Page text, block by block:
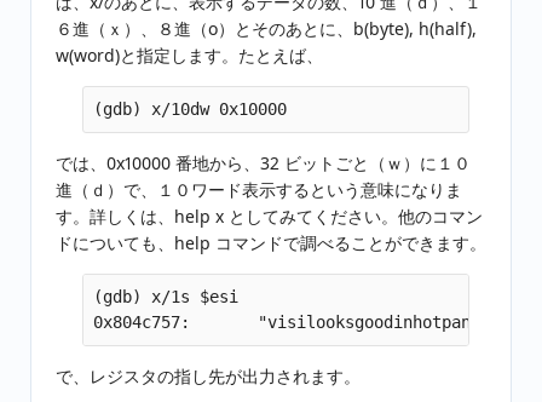
６進（ｘ）、８進（o）とそのあとに、b(byte), h(half),
w(word)と指定します。たとえば、
では、0x10000 番地から、32 ビットごと（ｗ）に１０
進（ｄ）で、１０ワード表示するという意味になりま
す。詳しくは、help x としてみてください。他のコマン
ドについても、help コマンドで調べることができます。
(gdb) x/1s $esi
で、レジスタの指し先が出力されます。